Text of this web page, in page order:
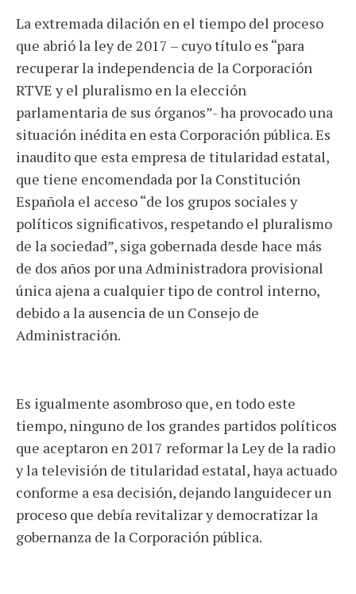
La extremada dilación en el tiempo del proceso
que abrió la ley de 2017 – cuyo título es “para
recuperar la independencia de la Corporación
RTVE y el pluralismo en la elección
parlamentaria de sus órganos”- ha provocado una
situación inédita en esta Corporación pública. Es
inaudito que esta empresa de titularidad estatal,
que tiene encomendada por la Constitución
Española el acceso “de los grupos sociales y
políticos significativos, respetando el pluralismo
de la sociedad”, siga gobernada desde hace más
de dos años por una Administradora provisional
única ajena a cualquier tipo de control interno,
debido a la ausencia de un Consejo de
Administración.
Es igualmente asombroso que, en todo este
tiempo, ninguno de los grandes partidos políticos
que aceptaron en 2017 reformar la Ley de la radio
y la televisión de titularidad estatal, haya actuado
conforme a esa decisión, dejando languidecer un
proceso que debía revitalizar y democratizar la
gobernanza de la Corporación pública.